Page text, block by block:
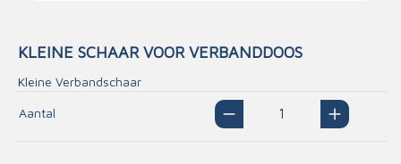
KLEINE SCHAAR VOOR VERBANDDOOS
Kleine Verbandschaar
Aantal